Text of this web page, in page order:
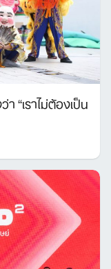
“เราไม่ต้องเป็น